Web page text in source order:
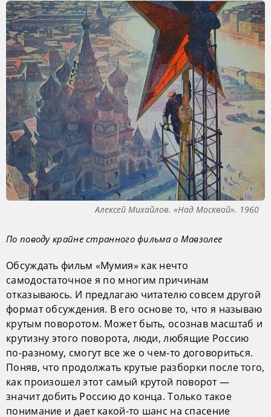
Алексей Михайлов. «Над Москвой». 1960
По поводу крайне странного фильма о Мавзолее
Обсуждать фильм «Мумия» как нечто
самодостаточное я по многим причинам
отказываюсь. И предлагаю читателю совсем другой
формат обсуждения. В его основе то, что я называю
крутым поворотом. Может быть, осознав масштаб и
крутизну этого поворота, люди, любящие Россию
по-разному, смогут все же о чем-то договориться.
Поняв, что продолжать крутые разборки после того,
как произошел этот самый крутой поворот —
значит добить Россию до конца. Только такое
понимание и дает какой-то шанс на спасение